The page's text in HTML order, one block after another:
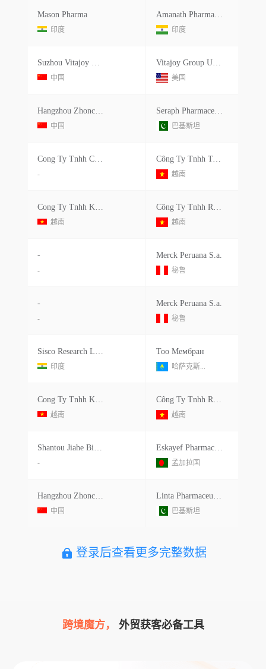
Mason Pharma
印度
Amanath Pharmaceuticals
印度
Suzhou Vitajoy Bio Technologies Co.ltd.
中国
Vitajoy Group Usa Inc.
美国
Hangzhou Zhonchang Scientific Hkg
中国
Seraph Pharmaceuticals
巴基斯坦
Cong Ty Tnhh Cong Nghe Trung Son (mst: 0311835273)
-
Công Ty Tnhh Tessellation Bình Dương
越南
Cong Ty Tnhh Khoa Hoc Va Cong Nghe Quoc Te Liem Chinh
越南
Công Ty Tnhh Regina Miracle International Việt Nam
越南
-
-
Merck Peruana S.a.
秘鲁
-
-
Merck Peruana S.a.
秘鲁
Sisco Research Laboratories Pvt Ltd.
印度
Тоо Мембран
哈萨克斯...
Cong Ty Tnhh Khoa Hoc Va Cong Nghe Quoc Te Liem Chinh
越南
Công Ty Tnhh Regina Miracle International Việt Nam
越南
Shantou Jiahe Biologic Technologies Co.ltd.
-
Eskayef Pharmaceuticals Ltd.
孟加拉国
Hangzhou Zhonchang Scientific Hkg
中国
Linta Pharmaceuticals Pvt Ltd.
巴基斯坦
登录后查看更多完整数据
跨境魔方， 外贸获客必备工具